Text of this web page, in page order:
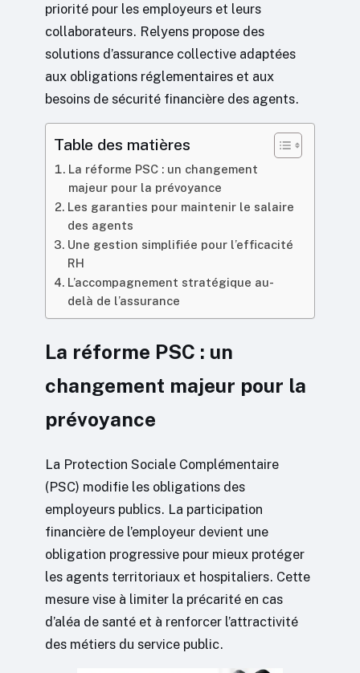
priorité pour les employeurs et leurs
collaborateurs. Relyens propose des
solutions d’assurance collective adaptées
aux obligations réglementaires et aux
besoins de sécurité financière des agents.
Table des matières
La réforme PSC : un changement
majeur pour la prévoyance
Les garanties pour maintenir le salaire
des agents
Une gestion simplifiée pour l’efficacité
RH
L’accompagnement stratégique au-
delà de l’assurance
La réforme PSC : un
changement majeur pour la
prévoyance
La Protection Sociale Complémentaire
(PSC) modifie les obligations des
employeurs publics. La participation
financière de l’employeur devient une
obligation progressive pour mieux protéger
les agents territoriaux et hospitaliers. Cette
mesure vise à limiter la précarité en cas
d’aléa de santé et à renforcer l’attractivité
des métiers du service public.